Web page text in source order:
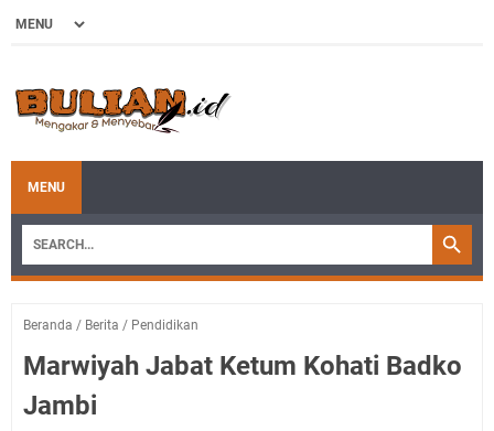
MENU
Beranda / Berita / Pendidikan
Marwiyah Jabat Ketum Kohati Badko
Jambi